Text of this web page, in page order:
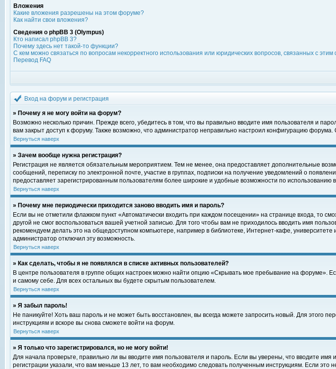
Вложения
Какие вложения разрешены на этом форуме?
Как найти свои вложения?
Сведения о phpBB 3 (Olympus)
Кто написал phpBB 3?
Почему здесь нет такой-то функции?
С кем можно связаться по вопросам некорректного использования или юридических вопросов, связанных с
Перевод FAQ
Вход на форум и регистрация
» Почему я не могу войти на форум?
Возможно несколько причин. Прежде всего, убедитесь в том, что вы правильно вводите имя пользователя и
вам закрыт доступ к форуму. Также возможно, что администратор неправильно настроил конфигурацию
Вернуться наверх
» Зачем вообще нужна регистрация?
Регистрация не является обязательным мероприятием. Тем не менее, она предоставляет дополнительные
сообщений, переписку по электронной почте, участие в группах, подписки на получение уведомлений о
предоставляет зарегистрированным пользователям более широкие и удобные возможности по
Вернуться наверх
» Почему мне периодически приходится заново вводить имя и пароль?
Если вы не отметили флажком пункт «Автоматически входить при каждом посещении» на странице входа, то
другой не смог воспользоваться вашей учетной записью. Для того чтобы вам не приходилось вводить имя
рекомендуем делать это на общедоступном компьютере, например в библиотеке, Интернет-кафе, университете
администратор отключил эту возможность.
Вернуться наверх
» Как сделать, чтобы я не появлялся в списке активных пользователей?
В центре пользователя в группе общих настроек можно найти опцию «Скрывать мое пребывание на форуме».
и самому себе. Для всех остальных вы будете скрытым пользователем.
Вернуться наверх
» Я забыл пароль!
Не паникуйте! Хоть ваш пароль и не может быть восстановлен, вы всегда можете запросить новый. Для этого
инструкциям и вскоре вы снова сможете войти на форум.
Вернуться наверх
» Я только что зарегистрировался, но не могу войти!
Для начала проверьте, правильно ли вы вводите имя пользователя и пароль. Если вы уверены, что вводите
регистрации указали, что вам меньше 13 лет, то вам необходимо следовать полученным инструкциям. Если